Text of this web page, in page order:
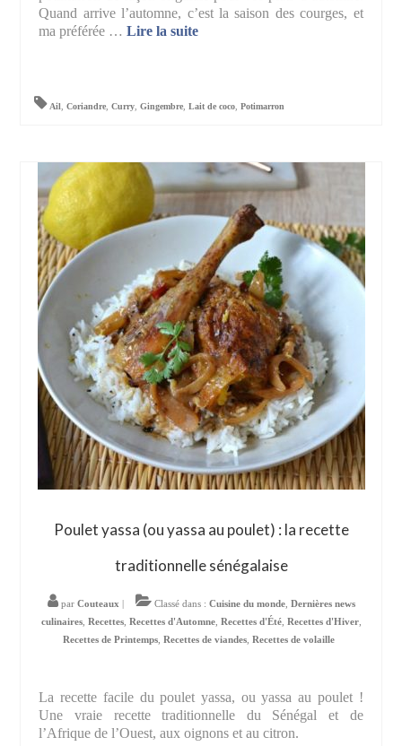
Quand arrive l’automne, c’est la saison des courges, et
ma préférée …Lire la suite­­
Ail,Coriandre,Curry,Gingembre,Lait de coco,Potimarron
Poulet yassa (ou yassa au poulet) : la recette
traditionnelle sénégalaise
par Couteaux Classé dans : Cuisine du monde, Dernières news
culinaires, Recettes, Recettes d'Automne, Recettes d'Été, Recettes d'Hiver,
Recettes de Printemps Recettes de viandes Recettes de volaille
La recette facile du poulet yassa, ou yassa au poulet !
Une vraie recette traditionnelle du Sénégal et de
l’Afrique de l’Ouest, aux oignons et au citron.